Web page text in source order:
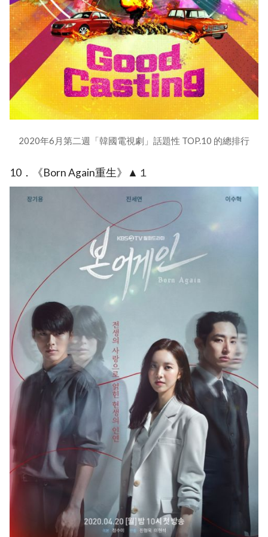
2020年6月第二週「韓國電視劇」話題性 TOP.10 的總排行
10．《Born Again重生》▲１